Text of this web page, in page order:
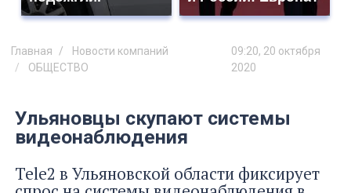
Главная
Новости компаний
ОБЩЕСТВО
09:20, 20 октября
2020
Ульяновцы скупают системы
видеонаблюдения
Tele2 в Ульяновской области фиксирует